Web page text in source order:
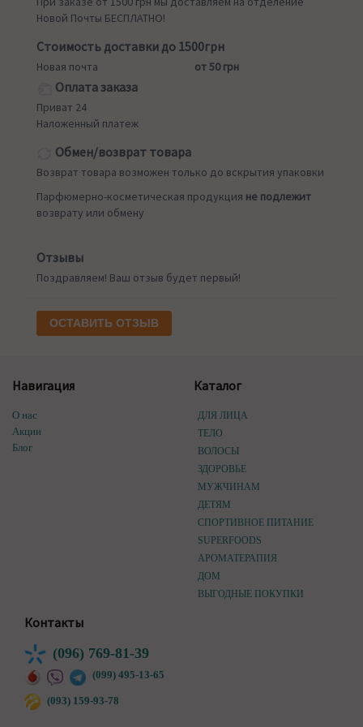
Новой Почты БЕСПЛАТНО!
Стоимость доставки до 1500грн
Новая почта от 50 грн
Оплата заказа
Приват 24
Наложенный платеж
Обмен/возврат товара
Возврат товара возможен только до вскрытия упаковки
Парфюмерно-косметическая продукция не подлежит
возврату или обмену
Отзывы
Поздравляем! Ваш отзыв будет первый!
ОСТАВИТЬ ОТЗЫВ
Навигация
О нас
Акции
Блог
Каталог
ДЛЯ ЛИЦА
ТЕЛО
ВОЛОСЫ
ЗДОРОВЬЕ
МУЖЧИНАМ
ДЕТЯМ
СПОРТИВНОЕ ПИТАНИЕ
SUPERFOODS
АРОМАТЕРАПИЯ
ДОМ
ВЫГОДНЫЕ ПОКУПКИ
Контакты
(096) 769-81-39
(099) 495-13-65
(093) 159-93-78